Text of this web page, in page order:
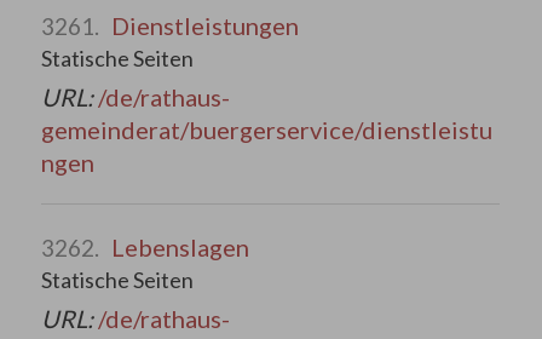
3261. Dienstleistungen
Statische Seiten
URL:/de/rathaus-
gemeinderat/buergerservice/dienstleistu
ngen
3262. Lebenslagen
Statische Seiten
URL:/de/rathaus-